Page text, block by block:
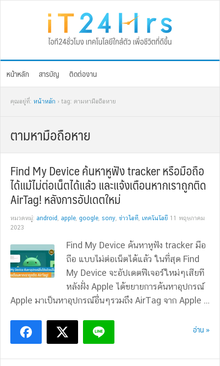
หน้าหลัก สารบัญ ติดต่องาน
คุณอยู่ที่: หน้าหลัก › tag: ตามหามือถือหาย
ตามหามือถือหาย
Find My Device ค้นหาหูฟัง tracker หรือมือถือ
ได้แม้ไม่ต่อเน็ตได้แล้ว และแจ้งเตือนหากเราถูกติด
AirTag! หลังการอัปเดตใหม่
หมวดหมู่: android , apple, google, sony, ข่าวไอที, เทคโนโลยี 11 พฤษภาคม
2023
Find My Device ค้นหาหูฟัง tracker มือ
ถือ แบบไม่ต่อเน็ตได้แล้ว ในที่สุด Find
My Device จะอัปเดตฟีเจอร์ใหม่ๆเสียที
หลังฝั่ง Apple ได้ขยายการค้นหาอุปกรณ์
Apple มาเป็นหาอุปกรณ์อื่นๆรวมถึง AirTag จาก Apple ...
อ่าน »